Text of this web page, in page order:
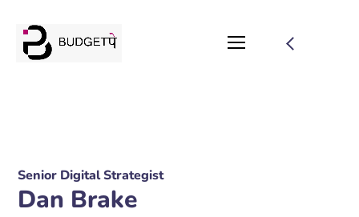
Senior Digital Strategist
Dan Brake